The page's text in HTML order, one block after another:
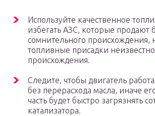
Используйте качественное
избегать АЗС, которые продают
сомнительного происхождения,
топливные присадки
происхождения.
Следите, чтобы двигатель
без перерасхода масла, иначе
часть будет быстро загрязнять
катализатора.